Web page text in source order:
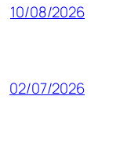
10/08/2026
02/07/2026